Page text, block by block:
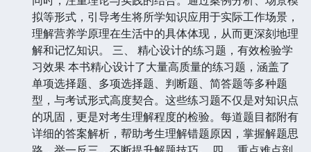
拟等形式，引导考生将所学知识应用于实际工作场景，
理解营养学原理在生活中的具体体现，从而更深刻地理
解和记忆知识。 三、 精心设计的练习题，有效检验学
习效果 本书精心设计了大量高质量的练习题，涵盖了
单项选择题、多项选择题、判断题、简答题等多种题
型，与考试形式高度契合。这些练习题不仅是对知识点
的巩固，更是对考生理解程度的检验。每道题目都附有
详细的答案解析，帮助考生理解错题原因，掌握解题思